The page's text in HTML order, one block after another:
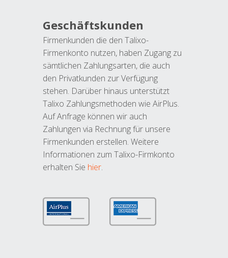
Geschäftskunden
Firmenkunden die den Talixo-
Firmenkonto nutzen, haben Zugang zu
sämtlichen Zahlungsarten, die auch
den Privatkunden zur Verfügung
stehen. Darüber hinaus unterstützt
Talixo Zahlungsmethoden wie AirPlus.
Auf Anfrage können wir auch
Zahlungen via Rechnung für unsere
Firmenkunden erstellen. Weitere
Informationen zum Talixo-Firmkonto
erhalten Sie hier.